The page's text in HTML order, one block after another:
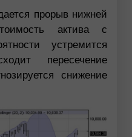
прорыв нижней
актива с
устремится
пересечение
снижение